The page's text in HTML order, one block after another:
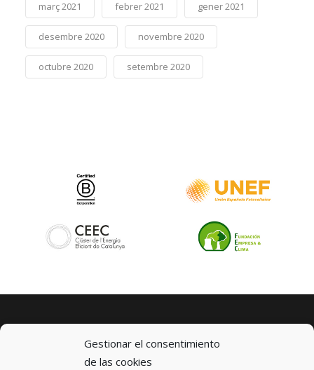
Gestionar el consentimiento
de las cookies
març 2021 febrer 2021 gener 2021
desembre 2020 novembre 2020
octubre 2020 setembre 2020